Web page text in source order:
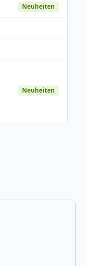
Neuheiten
Neuheiten